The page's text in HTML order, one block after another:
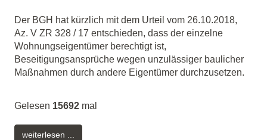
Der BGH hat kürzlich mit dem Urteil vom 26.10.2018,
Az. V ZR 328 / 17 entschieden, dass der einzelne
Wohnungseigentümer berechtigt ist,
Beseitigungsansprüche wegen unzulässiger baulicher
Maßnahmen durch andere Eigentümer durchzusetzen.
Gelesen 15692 mal
weiterlesen ...